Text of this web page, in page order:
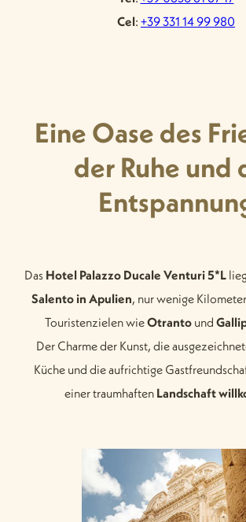
Cel: +39 331 14 99 980
Eine Oase des
der Ruhe und
Das Hotel Palazzo Ducale Venturi 5*L
Salento in Apulien, nur wenige
Touristenzielen wieOtranto und
Der Charme der Kunst, die
Küche und die aufrichtige
einer traumhaften Landschaft